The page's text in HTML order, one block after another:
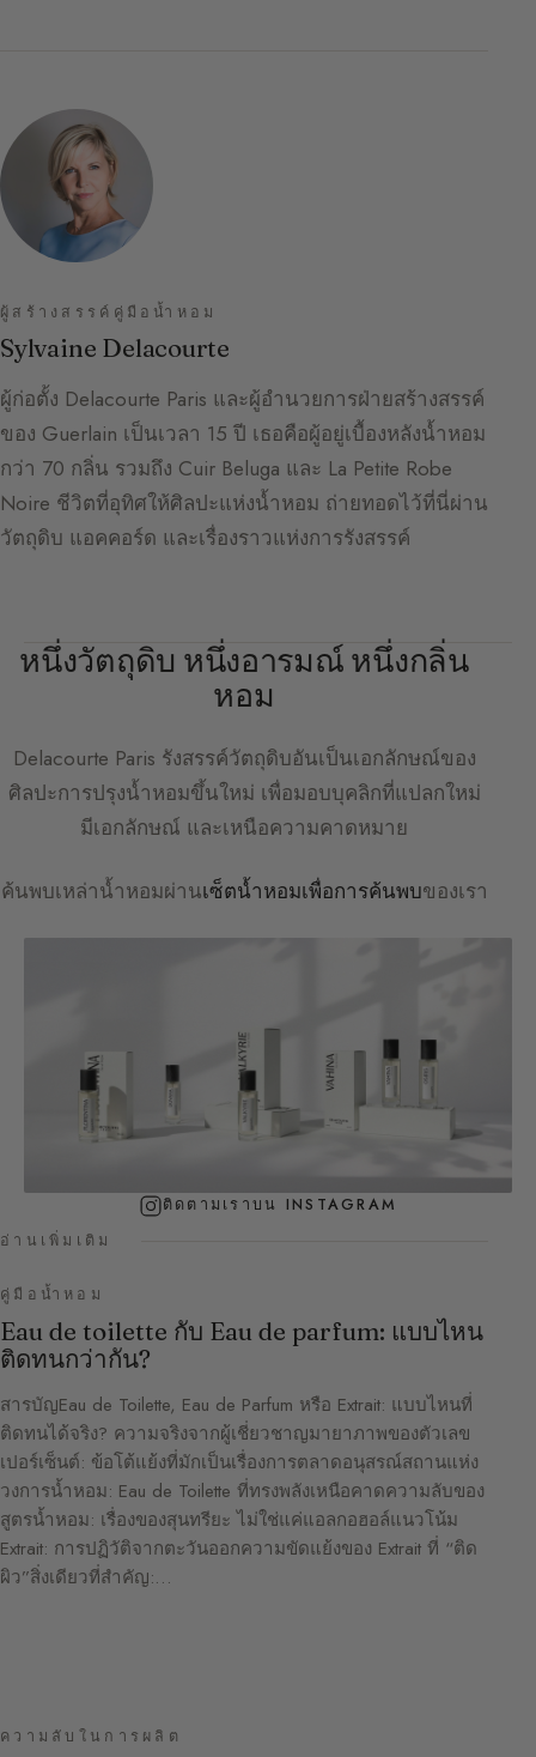
ผู้สร้างสรรค์คู่มือน้ำหอม
Sylvaine Delacourte
ผู้ก่อตั้ง Delacourte Paris และผู้อำนวยการฝ่ายสร้างสรรค์
ของ Guerlain เป็นเวลา 15 ปี เธอคือผู้อยู่เบื้องหลังน้ำหอม
กว่า 70 กลิ่น รวมถึง Cuir Beluga และ La Petite Robe
Noire ชีวิตที่อุทิศให้ศิลปะแห่งน้ำหอม ถ่ายทอดไว้ที่นี่ผ่าน
วัตถุดิบ แอคคอร์ด และเรื่องราวแห่งการรังสรรค์
หนึ่งวัตถุดิบ หนึ่งอารมณ์ หนึ่งกลิ่น
หอม
Delacourte Paris รังสรรค์วัตถุดิบอันเป็นเอกลักษณ์ของ
ศิลปะการปรุงน้ำหอมขึ้นใหม่ เพื่อมอบบุคลิกที่แปลกใหม่
มีเอกลักษณ์ และเหนือความคาดหมาย
ค้นพบเหล่าน้ำหอมผ่านเซ็ตน้ำหอมเพื่อการค้นพบของเรา
ติดตามเราบน INSTAGRAM
อ่านเพิ่มเติม
คู่มือน้ำหอม
Eau de toilette กับ Eau de parfum: แบบไหน
ติดทนกว่ากัน?
สารบัญEau de Toilette, Eau de Parfum หรือ Extrait: แบบไหนที่
ติดทนได้จริง? ความจริงจากผู้เชี่ยวชาญมายาภาพของตัวเลข
เปอร์เซ็นต์: ข้อโต้แย้งที่มักเป็นเรื่องการตลาดอนุสรณ์สถานแห่ง
วงการน้ำหอม: Eau de Toilette ที่ทรงพลังเหนือคาดความลับของ
สูตรน้ำหอม: เรื่องของสุนทรียะ ไม่ใช่แค่แอลกอฮอล์แนวโน้ม
Extrait: การปฏิวัติจากตะวันออกความขัดแย้งของ Extrait ที่ “ติด
ผิว”สิ่งเดียวที่สำคัญ:…
ความลับในการผลิต